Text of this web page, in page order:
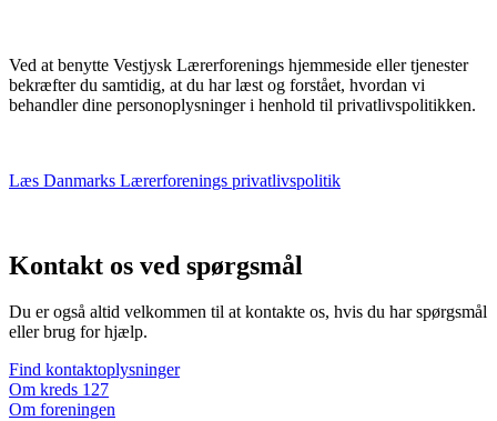
Ved at benytte Vestjysk Lærerforenings hjemmeside eller tjenester
bekræfter du samtidig, at du har læst og forstået, hvordan vi
behandler dine personoplysninger i henhold til privatlivspolitikken.
Læs Danmarks Lærerforenings privatlivspolitik
Kontakt os ved spørgsmål
Du er også altid velkommen til at kontakte os, hvis du har spørgsmål
eller brug for hjælp.
Find kontaktoplysninger
Om kreds 127
Om foreningen